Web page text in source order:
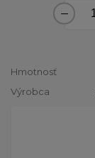
Hmotnosť
Výrobca